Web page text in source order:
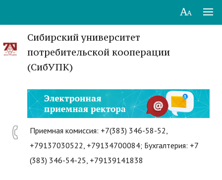
Сибирский университет
потребительской кооперации
(СибУПК)
Приемная комиссия: +7(383) 346-58-52,
+79137030522, +79134700084; Бухгалтерия: +7
(383) 346-54-25, +79139141838